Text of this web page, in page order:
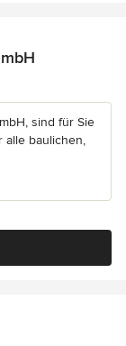
sind für Sie
alle baulichen,